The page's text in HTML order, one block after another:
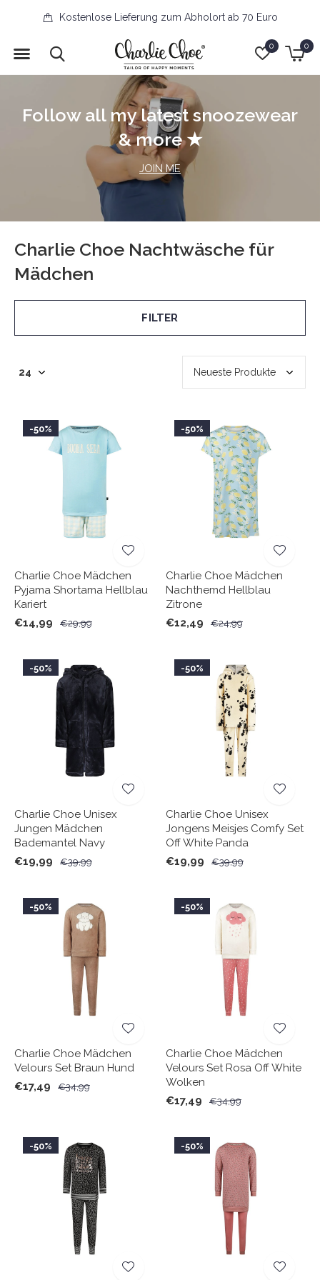
0 0
Kostenlose Lieferung zum Abholort ab 70 Euro
Follow all my latest snoozewear
& more ★
JOIN ME
Charlie Choe Nachtwäsche für
Mädchen
FILTER
-50%
Charlie Choe Mädchen
Pyjama Shortama Hellblau
Kariert
€14,99
€29,99
-50%
Charlie Choe Mädchen
Nachthemd Hellblau
Zitrone
€12,49
€24,99
-50%
Charlie Choe Unisex
Jungen Mädchen
Bademantel Navy
€19,99
€39,99
-50%
Charlie Choe Unisex
Jongens Meisjes Comfy Set
Off White Panda
€19,99
€39,99
-50%
Charlie Choe Mädchen
Velours Set Braun Hund
€17,49
€34,99
-50%
Charlie Choe Mädchen
Velours Set Rosa Off White
Wolken
€17,49
€34,99
-50% -50%